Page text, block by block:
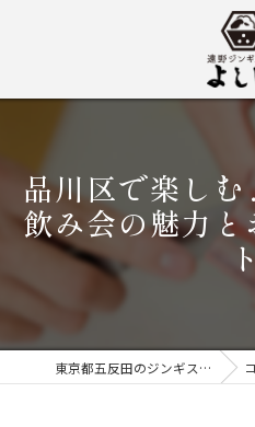
品川区で楽し
飲み会の魅力と
東京都五反田のジンギスカンなら遠野ジンギスカン よし田 コラム